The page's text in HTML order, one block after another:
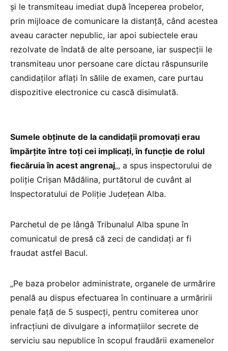
și le transmiteau imediat după începerea probelor,
prin mijloace de comunicare la distanță, când acestea
aveau caracter nepublic, iar apoi subiectele erau
rezolvate de îndată de alte persoane, iar suspecții le
transmiteau unor persoane care dictau răspunsurile
candidaților aflați în sălile de examen, care purtau
dispozitive electronice cu cască disimulată.
Sumele obținute de la candidații promovați erau
împărțite între toți cei implicați, în funcție de rolul
fiecăruia în acest angrenaj„, a spus inspectorului de
poliție Crișan Mădălina, purtătorul de cuvânt al
Inspectoratului de Poliție Județean Alba.
Parchetul de pe lângă Tribunalul Alba spune în
comunicatul de presă că zeci de candidați ar fi
fraudat astfel Bacul.
„Pe baza probelor administrate, organele de urmărire
penală au dispus efectuarea în continuare a urmăririi
penale față de 5 suspecți, pentru comiterea unor
infracțiuni de divulgare a informațiilor secrete de
serviciu sau nepublice în scopul fraudării examenelor